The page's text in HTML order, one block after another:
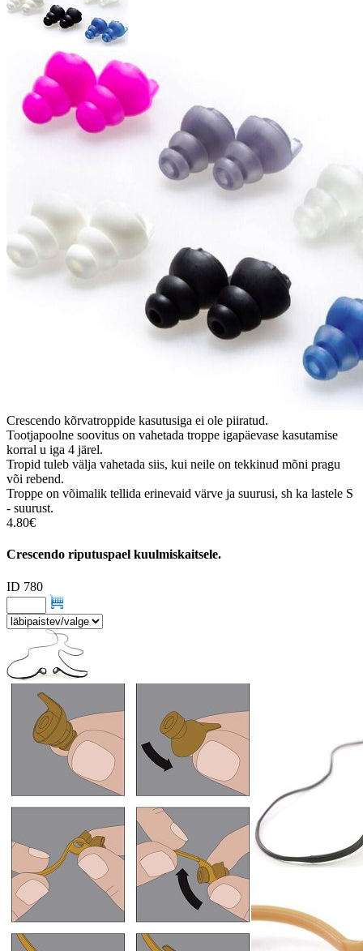
Crescendo kõrvatroppide kasutusiga ei ole piiratud.
Tootjapoolne soovitus on vahetada troppe igapäevase kasutamise
korral u iga 4 järel.
Tropid tuleb välja vahetada siis, kui neile on tekkinud mõni pragu
või rebend.
Troppe on võimalik tellida erinevaid värve ja suurusi, sh ka lastele S
- suurust.
4.80€
Crescendo riputuspael kuulmiskaitsele.
ID 780